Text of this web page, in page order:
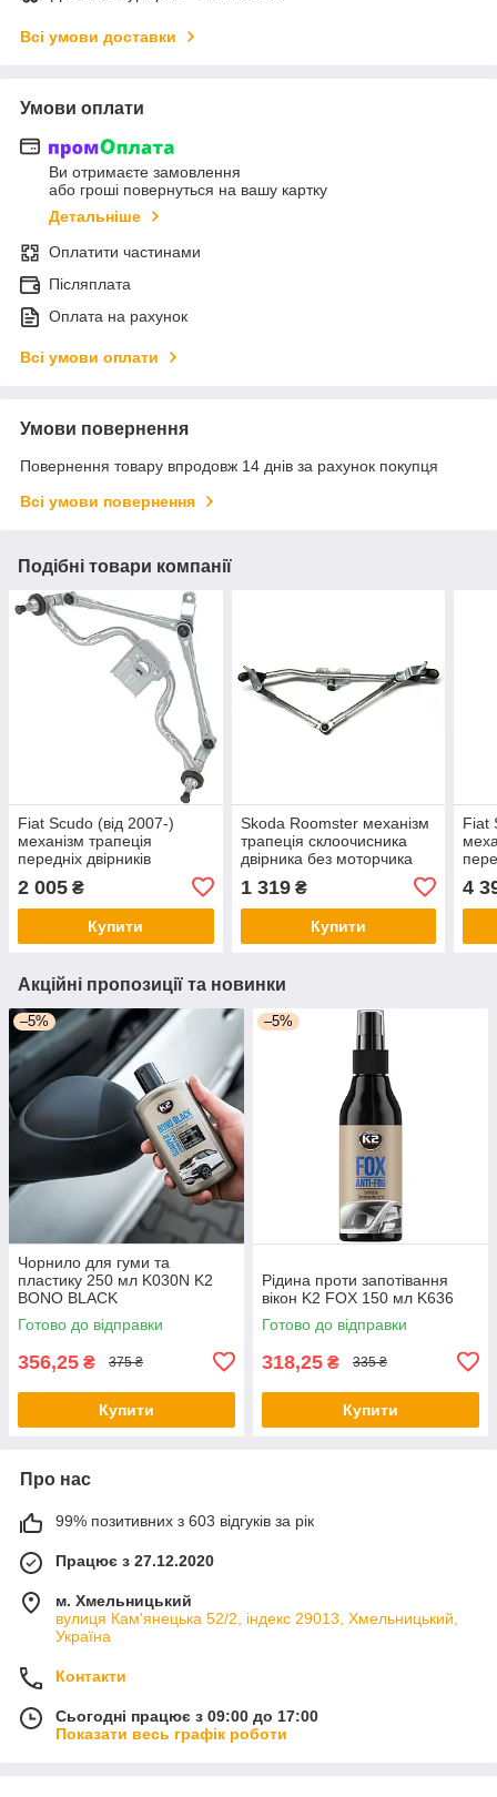
Всі умови доставки
Умови оплати
Ви отримаєте замовлення
або гроші повернуться на вашу картку
Детальніше
Оплатити частинами
Післяплата
Оплата на рахунок
Всі умови оплати
Умови повернення
Повернення товару впродовж 14 днів за рахунок покупця
Всі умови повернення
Подібні товари компанії
Fiat Scudo (від 2007-)
механізм трапеція
передніх двірників
МОТОРЧИКА 6405GE,
Фіат Скудо
2 005 ₴
Купити
Skoda Roomster механізм
трапеція склоочисника
двірника без моторчика
Румстер
1 319₴
Купити
Fiat
4
Акційні пропозиції та новинки
–5%
Чорнило для гуми та
пластику 250 мл K030N K2
BONO BLACK
Готово до відправки
356,25 ₴ 375 ₴
Купити
–5%
Рідина проти запотівання
вікон K2 FOX 150 мл K636
Готово до відправки
318,25 ₴ 335 ₴
Купити
Про нас
99% позитивних з 603 відгуків за рік
Працює з 27.12.2020
м. Хмельницький
вулиця Кам'янецька 52/2, індекс 29013, Хмельницький,
Україна
Контакти
Сьогодні працює з 09:00 до 17:00
Показати весь графік роботи